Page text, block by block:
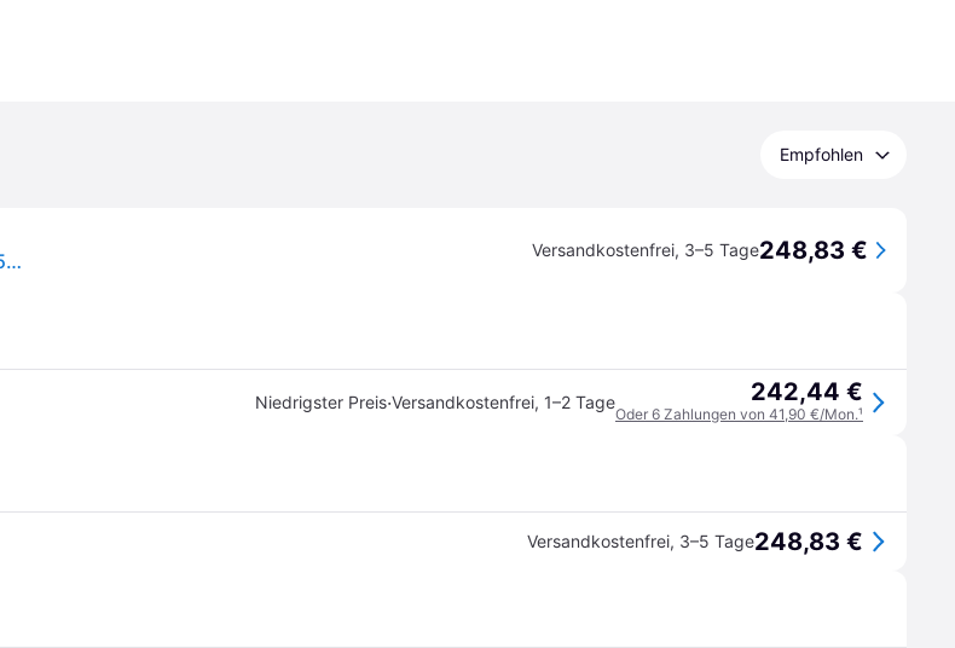
Empfohlen
Continental AllSeasonContact 2 FR XL M+S 3PMSF EVC 285/45R20 112Y Versandkostenfrei, 3–5 Tage248,83 €
Niedrigster Preis·Versandkostenfrei, 1–2 Tage 242,44 €
Oder 6 Zahlungen von 41,90 €/Mon.¹
Versandkostenfrei, 3–5 Tage248,83 €